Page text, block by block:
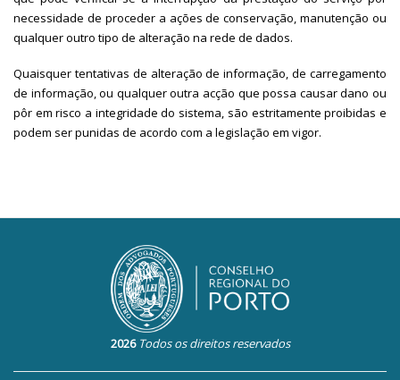
necessidade de proceder a ações de conservação, manutenção ou
qualquer outro tipo de alteração na rede de dados.
Quaisquer tentativas de alteração de informação, de carregamento
de informação, ou qualquer outra acção que possa causar dano ou
pôr em risco a integridade do sistema, são estritamente proibidas e
podem ser punidas de acordo com a legislação em vigor.
2026 Todos os direitos reservados